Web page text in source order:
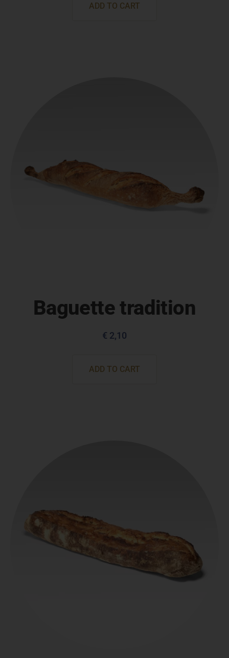
ADD TO CART
Baguette tradition
€ 2,10
ADD TO CART